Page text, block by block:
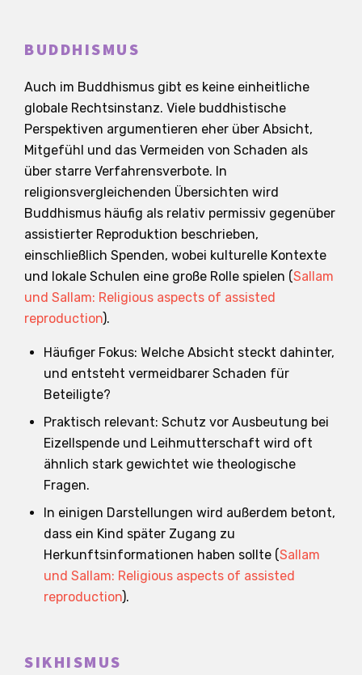
BUDDHISMUS
Auch im Buddhismus gibt es keine einheitliche
globale Rechtsinstanz. Viele buddhistische
Perspektiven argumentieren eher über Absicht,
Mitgefühl und das Vermeiden von Schaden als
über starre Verfahrensverbote. In
religionsvergleichenden Übersichten wird
Buddhismus häufig als relativ permissiv gegenüber
assistierter Reproduktion beschrieben,
einschließlich Spenden, wobei kulturelle Kontexte
und lokale Schulen eine große Rolle spielen (Sallam
und Sallam: Religious aspects of assisted
reproduction).
Häufiger Fokus: Welche Absicht steckt dahinter,
und entsteht vermeidbarer Schaden für
Beteiligte?
Praktisch relevant: Schutz vor Ausbeutung bei
Eizellspende und Leihmutterschaft wird oft
ähnlich stark gewichtet wie theologische
Fragen.
In einigen Darstellungen wird außerdem betont,
dass ein Kind später Zugang zu
Herkunftsinformationen haben sollte (Sallam
und Sallam: Religious aspects of assisted
reproduction).
SIKHISMUS